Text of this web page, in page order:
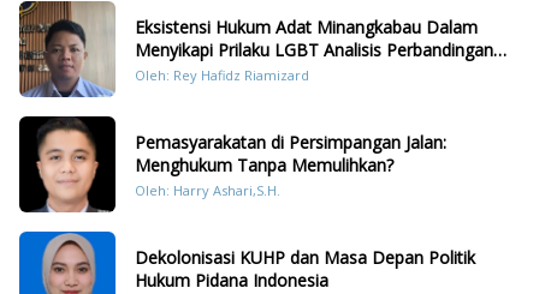
Eksistensi Hukum Adat Minangkabau Dalam
Menyikapi Prilaku LGBT Analisis Perbandingan
Dengan Hukum Pidana
Oleh: Rey Hafidz Riamizard
Pemasyarakatan di Persimpangan Jalan:
Menghukum Tanpa Memulihkan?
Oleh: Harry Ashari,S.H.
Dekolonisasi KUHP dan Masa Depan Politik
Hukum Pidana Indonesia